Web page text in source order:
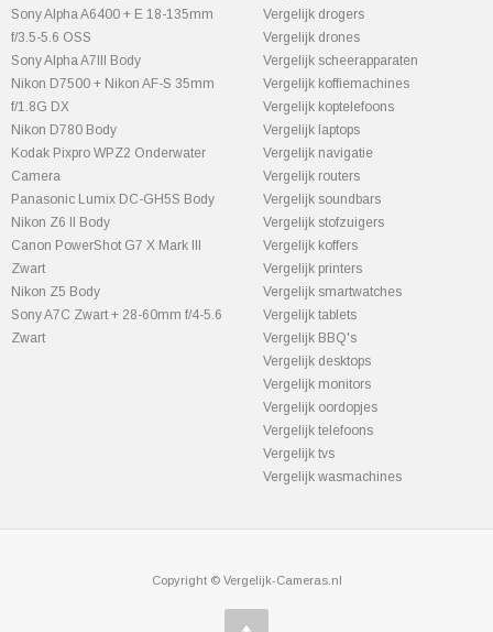
Sony Alpha A6400 + E 18-135mm
f/3.5-5.6 OSS
Sony Alpha A7III Body
Nikon D7500 + Nikon AF-S 35mm
f/1.8G DX
Nikon D780 Body
Kodak Pixpro WPZ2 Onderwater
Camera
Panasonic Lumix DC-GH5S Body
Nikon Z6 II Body
Canon PowerShot G7 X Mark III
Zwart
Nikon Z5 Body
Sony A7C Zwart + 28-60mm f/4-5.6
Zwart
Vergelijk drogers
Vergelijk drones
Vergelijk scheerapparaten
Vergelijk koffiemachines
Vergelijk koptelefoons
Vergelijk laptops
Vergelijk navigatie
Vergelijk routers
Vergelijk soundbars
Vergelijk stofzuigers
Vergelijk koffers
Vergelijk printers
Vergelijk smartwatches
Vergelijk tablets
Vergelijk BBQ's
Vergelijk desktops
Vergelijk monitors
Vergelijk oordopjes
Vergelijk telefoons
Vergelijk tvs
Vergelijk wasmachines
Copyright © Vergelijk-Cameras.nl